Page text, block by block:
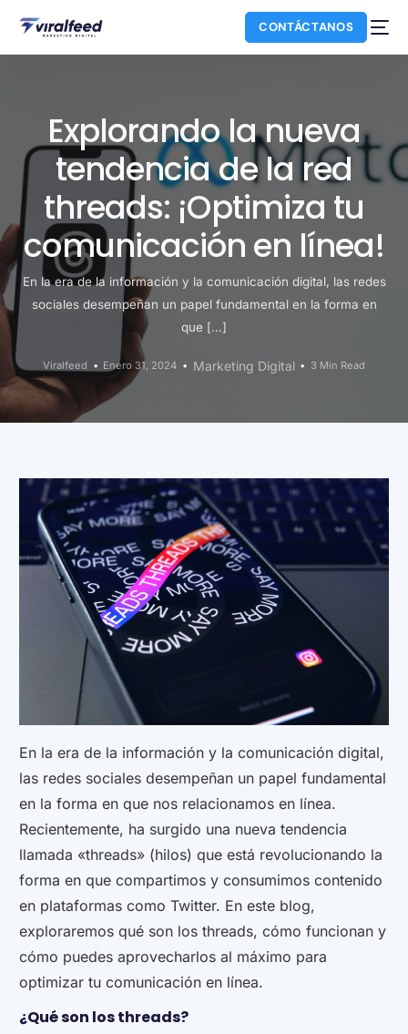
CONTÁCTANOS
Explorando la nueva
tendencia de la red
threads: ¡Optimiza tu
comunicación en línea!
En la era de la información y la comunicación digital, las redes
sociales desempeñan un papel fundamental en la forma en
que […]
Viralfeed Enero 31, 2024 Marketing Digital 3 Min Read
En la era de la información y la comunicación digital,
las redes sociales desempeñan un papel fundamental
en la forma en que nos relacionamos en línea.
Recientemente, ha surgido una nueva tendencia
llamada «threads» (hilos) que está revolucionando la
forma en que compartimos y consumimos contenido
en plataformas como Twitter. En este blog,
exploraremos qué son los threads, cómo funcionan y
cómo puedes aprovecharlos al máximo para
optimizar tu comunicación en línea.
¿Qué son los threads?
NUEVO